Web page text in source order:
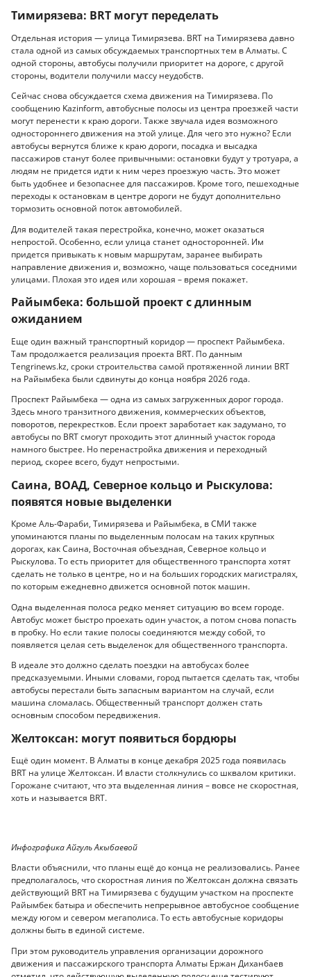
Тимирязева: BRT могут переделать
Отдельная история — улица Тимирязева. BRT на Тимирязева давно
стала одной из самых обсуждаемых транспортных тем в Алматы. С
одной стороны, автобусы получили приоритет на дороге, с другой
стороны, водители получили массу неудобств.
Сейчас снова обсуждается схема движения на Тимирязева. По
сообщению Kazinform, автобусные полосы из центра проезжей части
могут перенести к краю дороги. Также звучала идея возможного
одностороннего движения на этой улице. Для чего это нужно? Если
автобусы вернутся ближе к краю дороги, посадка и высадка
пассажиров станут более привычными: остановки будут у тротуара, а
людям не придется идти к ним через проезжую часть. Это может
быть удобнее и безопаснее для пассажиров. Кроме того, пешеходные
переходы к остановкам в центре дороги не будут дополнительно
тормозить основной поток автомобилей.
Для водителей такая перестройка, конечно, может оказаться
непростой. Особенно, если улица станет односторонней. Им
придется привыкать к новым маршрутам, заранее выбирать
направление движения и, возможно, чаще пользоваться соседними
улицами. Плохая это идея или хорошая – время покажет.
Райымбека: большой проект с длинным
ожиданием
Еще один важный транспортный коридор — проспект Райымбека.
Там продолжается реализация проекта BRT. По данным
Tengrinews.kz, сроки строительства самой протяженной линии BRT
на Райымбека были сдвинуты до конца ноября 2026 года.
Проспект Райымбека — одна из самых загруженных дорог города.
Здесь много транзитного движения, коммерческих объектов,
поворотов, перекрестков. Если проект заработает как задумано, то
автобусы по BRT смогут проходить этот длинный участок города
намного быстрее. Но перенастройка движения и переходный
период, скорее всего, будут непростыми.
Саина, ВОАД, Северное кольцо и Рыскулова:
появятся новые выделенки
Кроме Аль-Фараби, Тимирязева и Райымбека, в СМИ также
упоминаются планы по выделенным полосам на таких крупных
дорогах, как Саина, Восточная объездная, Северное кольцо и
Рыскулова. То есть приоритет для общественного транспорта хотят
сделать не только в центре, но и на больших городских магистралях,
по которым ежедневно движется основной поток машин.
Одна выделенная полоса редко меняет ситуацию во всем городе.
Автобус может быстро проехать один участок, а потом снова попасть
в пробку. Но если такие полосы соединяются между собой, то
появляется целая сеть выделенок для общественного транспорта.
В идеале это должно сделать поездки на автобусах более
предсказуемыми. Иными словами, город пытается сделать так, чтобы
автобусы перестали быть запасным вариантом на случай, если
машина сломалась. Общественный транспорт должен стать
основным способом передвижения.
Желтоксан: могут появиться бордюры
Ещё один момент. В Алматы в конце декабря 2025 года появилась
BRT на улице Желтоксан. И власти столкнулись со шквалом критики.
Горожане считают, что эта выделенная линия – вовсе не скоростная,
хоть и называется BRT.
Инфографика Айгуль Акыбаевой
Власти объяснили, что планы ещё до конца не реализовались. Ранее
предполагалось, что скоростная линия по Желтоксан должна связать
действующий BRT на Тимирязева с будущим участком на проспекте
Райымбек батыра и обеспечить непрерывное автобусное сообщение
между югом и севером мегаполиса. То есть автобусные коридоры
должны быть в единой системе.
При этом руководитель управления организации дорожного
движения и пассажирского транспорта Алматы Ержан Диханбаев